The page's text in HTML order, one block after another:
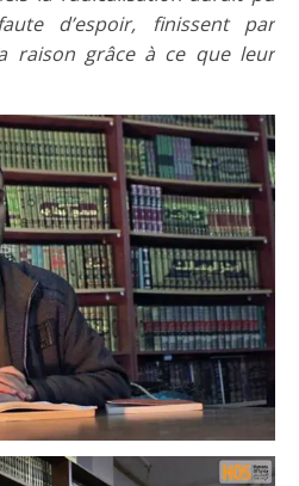
d’espoir, finissent par
raison grâce à ce que leur